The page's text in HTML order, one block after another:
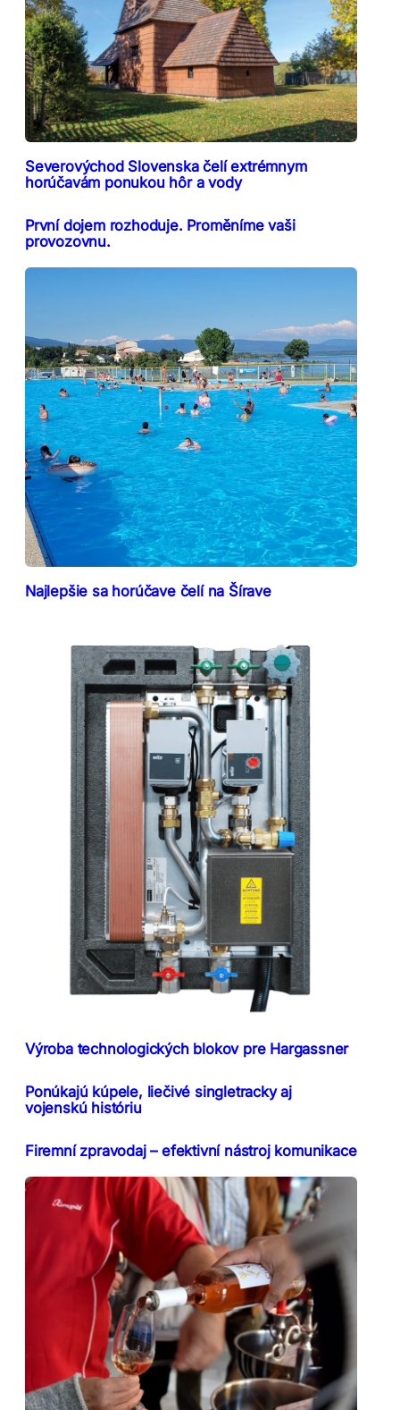
Severovýchod Slovenska čelí extrémnym
horúčavám ponukou hôr a vody
První dojem rozhoduje. Proměníme vaši
provozovnu.
Najlepšie sa horúčave čelí na Šírave
Výroba technologických blokov pre Hargassner
Ponúkajú kúpele, liečivé singletracky aj
vojenskú históriu
Firemní zpravodaj – efektivní nástroj komunikace